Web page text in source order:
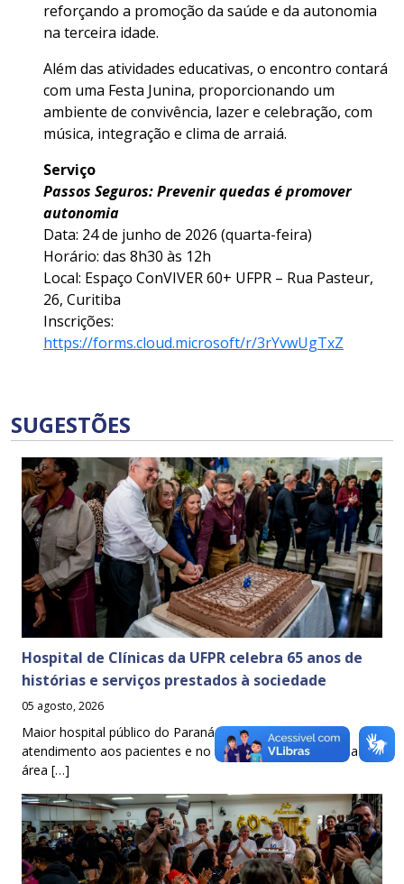
reforçando a promoção da saúde e da autonomia
na terceira idade.
Além das atividades educativas, o encontro contará
com uma Festa Junina, proporcionando um
ambiente de convivência, lazer e celebração, com
música, integração e clima de arraiá.
Serviço
Passos Seguros: Prevenir quedas é promover
autonomia
Data: 24 de junho de 2026 (quarta-feira)
Horário: das 8h30 às 12h
Local: Espaço ConVIVER 60+ UFPR – Rua Pasteur,
26, Curitiba
Inscrições:
https://forms.cloud.microsoft/r/3rYvwUgTxZ
SUGESTÕES
Hospital de Clínicas da UFPR celebra 65 anos de
histórias e serviços prestados à sociedade
05 agosto, 2026
Maior hospital público do Paraná é referência no
atendimento aos pacientes e no ensino de estudantes da
área […]